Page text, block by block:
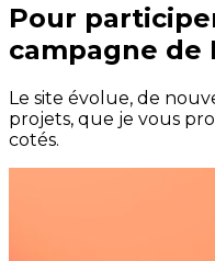
Pour
campagne de
Le site évolue, de
projets, que je vous
cotés.